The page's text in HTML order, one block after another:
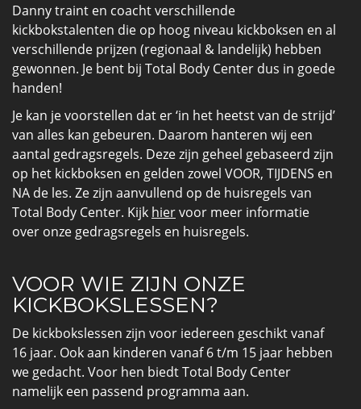
Danny traint en coacht verschillende
kickbokstalenten die op hoog niveau kickboksen en al
verschillende prijzen (regionaal & landelijk) hebben
gewonnen. Je bent bij Total Body Center dus in goede
handen!
Je kan je voorstellen dat er ‘in het heetst van de strijd’
van alles kan gebeuren. Daarom hanteren wij een
aantal gedragsregels. Deze zijn geheel gebaseerd zijn
op het kickboksen en gelden zowel VOOR, TIJDENS en
NA de les. Ze zijn aanvullend op de huisregels van
Total Body Center. Kijk hiervoor meer informatie
over onze gedragsregels en huisregels.
VOOR WIE ZIJN ONZE
KICKBOKSLESSEN?
De kickbokslessen zijn voor iedereen geschikt vanaf
16 jaar. Ook aan kinderen vanaf 6 t/m 15 jaar hebben
we gedacht. Voor hen biedt Total Body Center
namelijk een passend programma aan.